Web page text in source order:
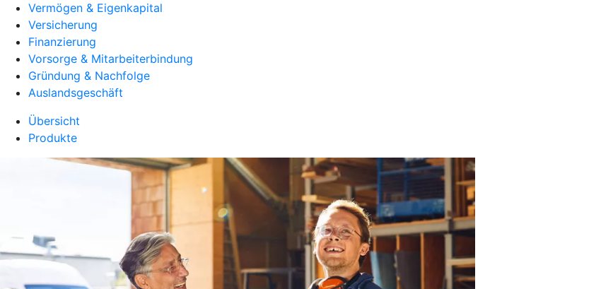
Vermögen & Eigenkapital
Versicherung
Finanzierung
Vorsorge & Mitarbeiterbindung
Gründung & Nachfolge
Auslandsgeschäft
Übersicht
Produkte